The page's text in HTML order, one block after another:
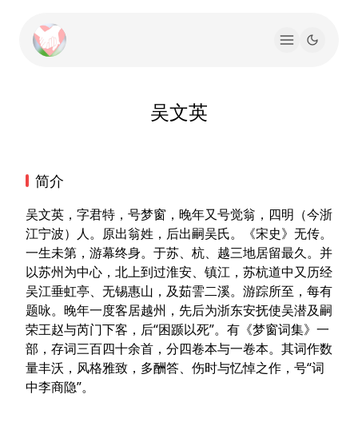
吴文英
简介
吴文英，字君特，号梦窗，晚年又号觉翁，四明（今浙
江宁波）人。原出翁姓，后出嗣吴氏。《宋史》无传。
一生未第，游幕终身。于苏、杭、越三地居留最久。并
以苏州为中心，北上到过淮安、镇江，苏杭道中又历经
吴江垂虹亭、无锡惠山，及茹霅二溪。游踪所至，每有
题咏。晚年一度客居越州，先后为浙东安抚使吴潜及嗣
荣王赵与芮门下客，后“困踬以死”。有《梦窗词集》一
部，存词三百四十余首，分四卷本与一卷本。其词作数
量丰沃，风格雅致，多酬答、伤时与忆悼之作，号“词
中李商隐”。